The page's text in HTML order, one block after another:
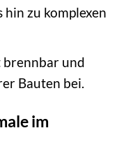
zu komplexen
brennbar und
Bauten bei.
im